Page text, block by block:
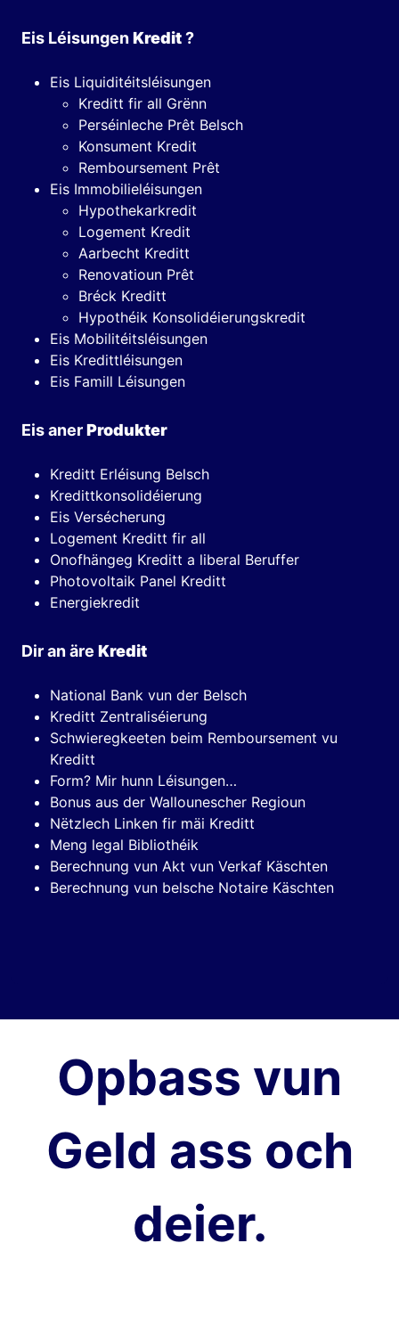
Eis LéisungenKredit?
Eis Liquiditéitsléisungen
Kreditt fir all Grënn
Perséinleche Prêt Belsch
Konsument Kredit
Remboursement Prêt
Eis Immobilieléisungen
Hypothekarkredit
Logement Kredit
Aarbecht Kreditt
Renovatioun Prêt
Bréck Kreditt
Hypothéik Konsolidéierungskredit
Eis Mobilitéitsléisungen
Eis Kredittléisungen
Eis Famill Léisungen
Eis anerProdukter
Kreditt Erléisung Belsch
Kredittkonsolidéierung
Eis Versécherung
Logement Kreditt fir all
Onofhängeg Kreditt a liberal Beruffer
Photovoltaik Panel Kreditt
Energiekredit
Dir an äre Kredit
National Bank vun der Belsch
Kreditt Zentraliséierung
Schwieregkeeten beim Remboursement vu
Kreditt
Form? Mir hunn Léisungen…
Bonus aus der Wallounescher Regioun
Nëtzlech Linken fir mäi Kreditt
Meng legal Bibliothéik
Berechnung vun Akt vun Verkaf Käschten
Berechnung vun belsche Notaire Käschten
Opbass vun
Geld ass och
deier.